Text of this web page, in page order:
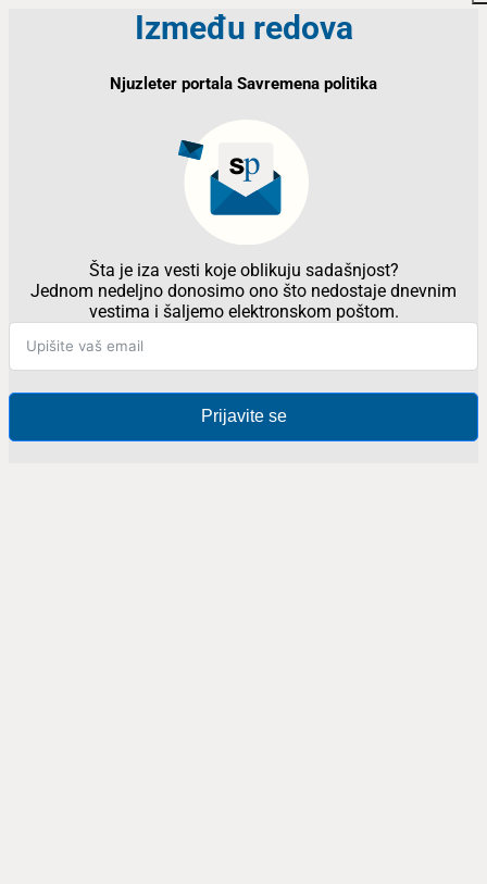
Između redova
Njuzleter portala Savremena politika
Šta je iza vesti koje oblikuju sadašnjost?
Jednom nedeljno donosimo ono što nedostaje dnevnim
vestima i šaljemo elektronskom poštom.
Prijavite se